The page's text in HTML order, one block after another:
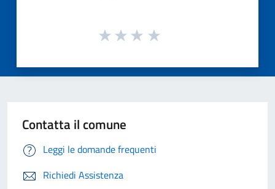
Contatta il comune
Leggi le domande frequenti
Richiedi Assistenza